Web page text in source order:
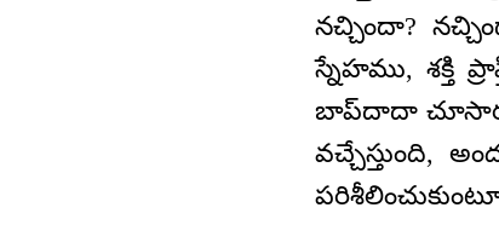
నచ్చిందా?
స్నేహము, శక్తి
బాప్‍దాదా
వచ్చేస్తుంది,